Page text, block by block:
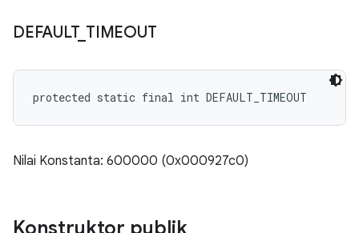
DEFAULT_ TIMEOUT
protected static final int DEFAULT_TIMEOUT
Nilai Konstanta: 600000 (0x000927c0)
Konstruktor publik